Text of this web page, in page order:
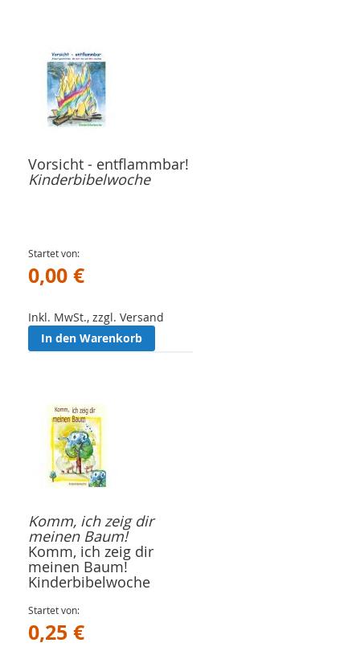
Vorsicht - entflammbar!
Kinderbibelwoche
Startet von
0,00 €
Inkl. MwSt., zzgl. Versand
In den Warenkorb
Komm, ich zeig dir
meinen Baum!
Komm, ich zeig dir
meinen Baum!
Kinderbibelwoche
Startet von
0,25 €